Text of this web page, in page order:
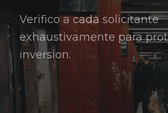
Verifico a cada solicitante
exhaustivamente para
inversion.